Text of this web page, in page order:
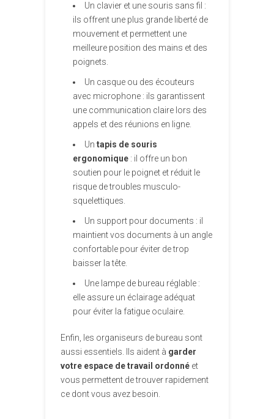
Un clavier et une souris sans fil :
ils offrent une plus grande liberté de
mouvement et permettent une
meilleure position des mains et des
poignets.
Un casque ou des écouteurs
avec microphone : ils garantissent
une communication claire lors des
appels et des réunions en ligne.
Un tapis de souris
ergonomique : il offre un bon
soutien pour le poignet et réduit le
risque de troubles musculo-
squelettiques.
Un support pour documents : il
maintient vos documents à un angle
confortable pour éviter de trop
baisser la tête.
Une lampe de bureau réglable :
elle assure un éclairage adéquat
pour éviter la fatigue oculaire.
Enfin, les organiseurs de bureau sont
aussi essentiels. Ils aident à garder
votre espace de travail ordonné et
vous permettent de trouver rapidement
ce dont vous avez besoin.